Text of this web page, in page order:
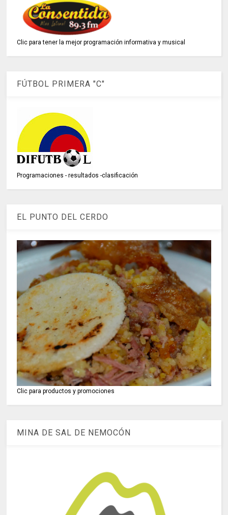
Clic para tener la mejor programación informativa y musical
FÚTBOL PRIMERA "C"
Programaciones - resultados -clasificación
EL PUNTO DEL CERDO
Clic para productos y promociones
MINA DE SAL DE NEMOCÓN